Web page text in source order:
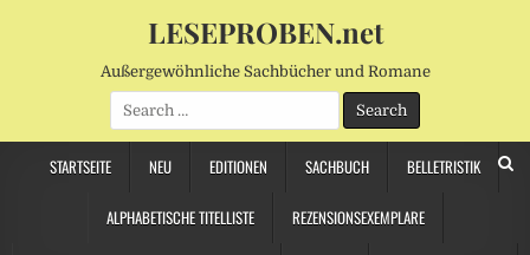
LESEPROBEN.net
Außergewöhnliche Sachbücher und Romane
Search
for:
STARTSEITE NEU EDITIONEN SACHBUCH BELLETRISTIK
ALPHABETISCHE TITELLISTE REZENSIONSEXEMPLARE